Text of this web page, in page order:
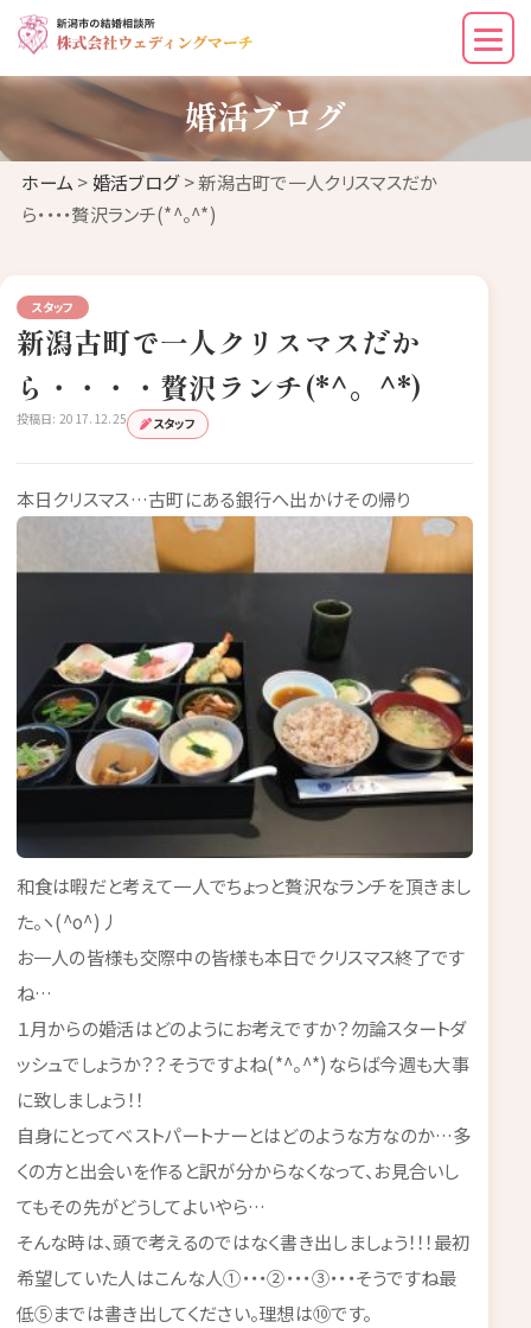
婚活ブログ
ホーム >婚活ブログ> 新潟古町で一人クリスマスだか
ら・・・・贅沢ランチ(*^。^*)
スタッフ
新潟古町で一人クリスマスだか
ら・・・・贅沢ランチ(*^。^*)
投稿日: 2017.12.25 スタッフ
本日クリスマス…古町にある銀行へ出かけその帰り
和食は暇だと考えて一人でちょっと贅沢なランチを頂きまし
た。ヽ(^o^)丿
お一人の皆様も交際中の皆様も本日でクリスマス終了です
ね…
１月からの婚活はどのようにお考えですか？勿論スタートダ
ッシュでしょうか？？そうですよね(*^。^*)ならば今週も大事
に致しましょう！！
自身にとってベストパートナーとはどのような方なのか…多
くの方と出会いを作ると訳が分からなくなって、お見合いし
てもその先がどうしてよいやら…
そんな時は、頭で考えるのではなく書き出しましょう！！！最初
希望していた人はこんな人①・・・②・・・③・・・そうですね最
低⑤までは書き出してください。理想は⑩です。